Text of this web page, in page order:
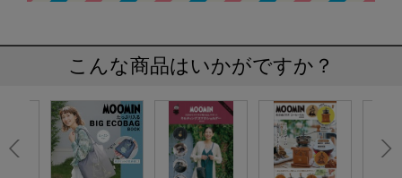
こんな商品はいかがですか？